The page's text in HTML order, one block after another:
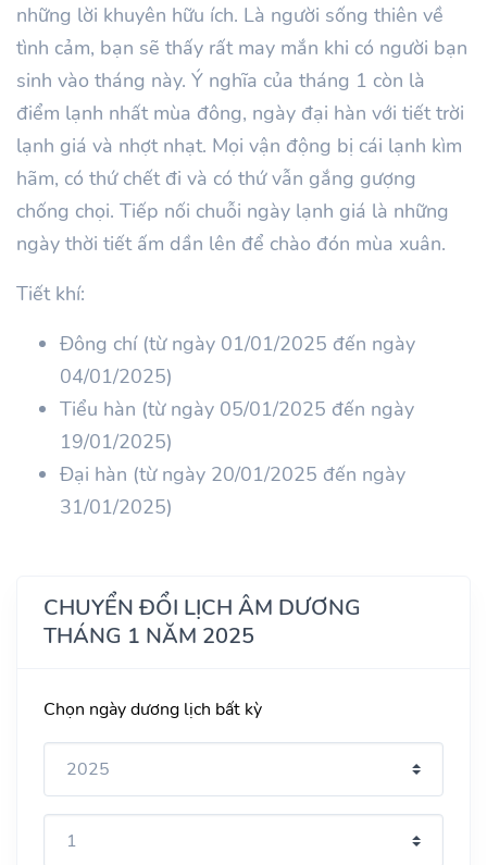
những lời khuyên hữu ích. Là người sống thiên về
tình cảm, bạn sẽ thấy rất may mắn khi có người bạn
sinh vào tháng này. Ý nghĩa của tháng 1 còn là
điểm lạnh nhất mùa đông, ngày đại hàn với tiết trời
lạnh giá và nhợt nhạt. Mọi vận động bị cái lạnh kìm
hãm, có thứ chết đi và có thứ vẫn gắng gượng
chống chọi. Tiếp nối chuỗi ngày lạnh giá là những
ngày thời tiết ấm dần lên để chào đón mùa xuân.
Tiết khí:
Đông chí (từ ngày 01/01/2025 đến ngày
04/01/2025)
Tiểu hàn (từ ngày 05/01/2025 đến ngày
19/01/2025)
Đại hàn (từ ngày 20/01/2025 đến ngày
31/01/2025)
CHUYỂN ĐỔI LỊCH ÂM DƯƠNG
THÁNG 1 NĂM 2025
Chọn ngày dương lịch bất kỳ